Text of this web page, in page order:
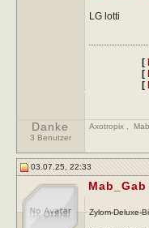
LG lotti
[
[
[
Danke
3 Benutzer
Axotropix
03.07.25, 22:33
Mab_Gab
Zylom-Deluxe-